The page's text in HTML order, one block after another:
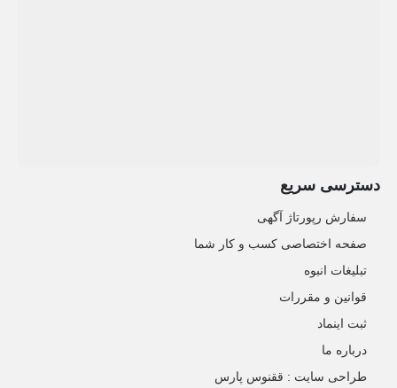
دسترسی سریع
سفارش رپورتاژ آگهی
صفحه اختصاصی کسب و کار شما
تبلیغات انبوه
قوانین و مقررات
ثبت اینماد
درباره ما
طراحی سایت : ققنوس پارس